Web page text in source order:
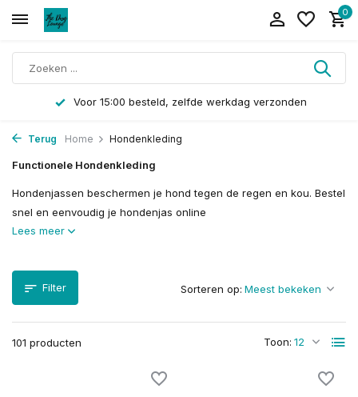
0
Langskomen kan op afspraak
Terug Home Hondenkleding
Functionele Hondenkleding
Hondenjassen beschermen je hond tegen de regen en kou. Bestel
snel en eenvoudig je hondenjas online
Lees meer
Filter
101 producten Toon:
Sorteren op: